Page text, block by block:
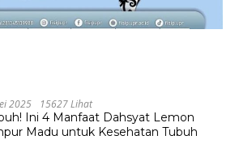
2025 15627 Lihat
Ini 4 Manfaat Dahsyat Lemon
Madu untuk Kesehatan Tubuh